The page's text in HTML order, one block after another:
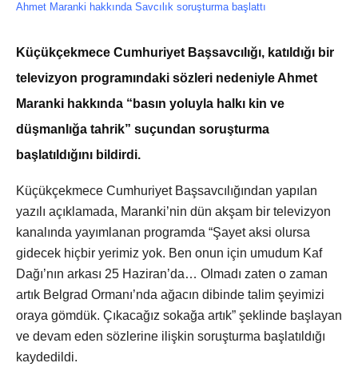
Ahmet Maranki hakkında Savcılık soruşturma başlattı
Küçükçekmece Cumhuriyet Başsavcılığı, katıldığı bir
televizyon programındaki sözleri nedeniyle Ahmet
Maranki hakkında “basın yoluyla halkı kin ve
düşmanlığa tahrik” suçundan soruşturma
başlatıldığını bildirdi.
Küçükçekmece Cumhuriyet Başsavcılığından yapılan
yazılı açıklamada, Maranki’nin dün akşam bir televizyon
kanalında yayımlanan programda “Şayet aksi olursa
gidecek hiçbir yerimiz yok. Ben onun için umudum Kaf
Dağı’nın arkası 25 Haziran’da… Olmadı zaten o zaman
artık Belgrad Ormanı’nda ağacın dibinde talim şeyimizi
oraya gömdük. Çıkacağız sokağa artık” şeklinde başlayan
ve devam eden sözlerine ilişkin soruşturma başlatıldığı
kaydedildi.